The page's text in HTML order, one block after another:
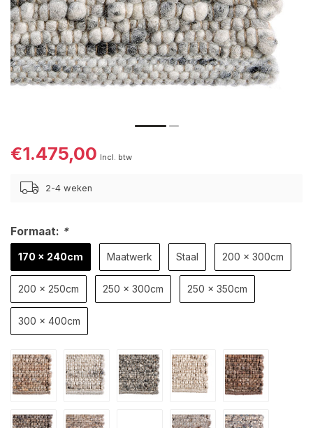
€1.475,00 Incl. btw
2-4 weken
Formaat: *
170 x 240cm Maatwerk Staal 200 x 300cm
200 x 250cm 250 x 300cm 250 x 350cm
300 x 400cm